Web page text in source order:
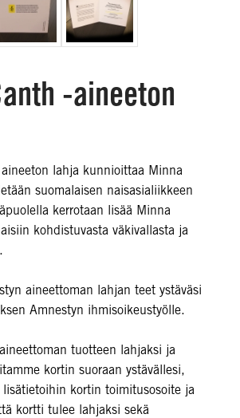
-aineeton
lahja kunnioittaa Minna
suomalaisen naisasialiikkeen
kerrotaan lisää Minna
kohdistuvasta väkivallasta ja
aineettoman lahjan teet ystäväsi
Amnestyn ihmisoikeustyölle.
tuotteen lahjaksi ja
kortin suoraan ystävällesi,
kortin toimitusosoite ja
kortti tulee lahjaksi sekä